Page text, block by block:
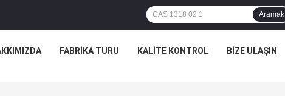
Aramak
FABRIKA TURU KALITE KONTROL BIZE ULAŞIN